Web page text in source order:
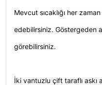
Mevcut sıcaklığı her
edebilirsiniz. Göstergeden
görebilirsiniz.
İki vantuzlu çift taraflı askı